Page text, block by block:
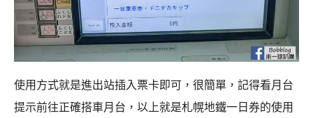
使用方式就是進出站插入票卡即可，很簡單，記得看月台
提示前往正確搭車月台，以上就是札幌地鐵一日券的使用